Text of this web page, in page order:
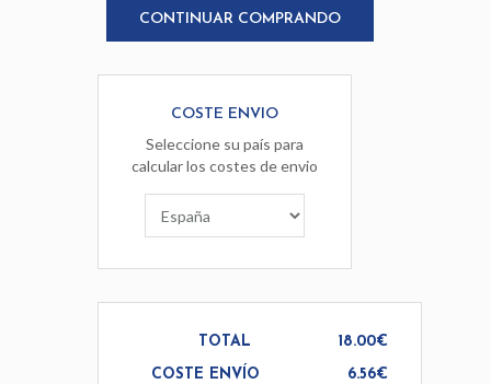
CONTINUAR COMPRANDO
COSTE ENVIO
Seleccione su país para
calcular los costes de envio
TOTAL
18.00€
COSTE ENVÍO
6.56€